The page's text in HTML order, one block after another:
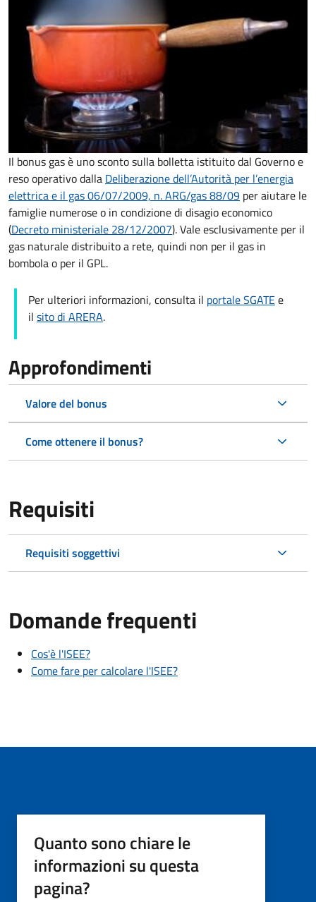
Il bonus gas è uno sconto sulla bolletta istituito dal Governo e
reso operativo dalla Deliberazione dell’Autorità per l’energia
elettrica e il gas 06/07/2009, n. ARG/gas 88/09 per aiutare le
famiglie numerose o in condizione di disagio economico
(Decreto ministeriale 28/12/2007). Vale esclusivamente per il
gas naturale distribuito a rete, quindi non per il gas in
bombola o per il GPL.
Per ulteriori informazioni, consulta il portale SGATEe
il sito di ARERA.
Approfondimenti
Valore del bonus
Come ottenere il bonus?
Requisiti
Requisiti soggettivi
Domande frequenti
Cos'è l'ISEE?
Come fare per calcolare l'ISEE?
Quanto sono chiare le
informazioni su questa
pagina?